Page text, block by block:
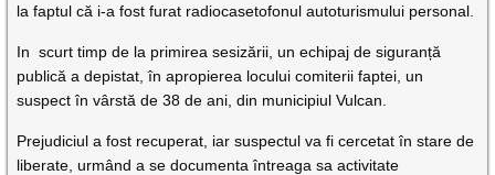
la faptul că i-a fost furat radiocasetofonul autoturismului personal.
In scurt timp de la primirea sesizării, un echipaj de siguranță
publică a depistat, în apropierea locului comiterii faptei, un
suspect în vârstă de 38 de ani, din municipiul Vulcan.
Prejudiciul a fost recuperat, iar suspectul va fi cercetat în stare de
liberate, urmând a se documenta întreaga sa activitate